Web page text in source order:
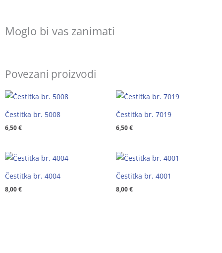
Moglo bi vas zanimati
Povezani proizvodi
Čestitka br. 5008
6,50€
Čestitka br. 7019
6,50€
Čestitka br. 4004
8,00€
Čestitka br. 4001
8,00€